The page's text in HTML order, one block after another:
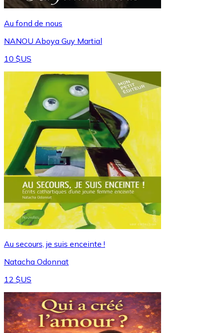
Au fond de nous
NANOU Aboya Guy Martial
10 $US
Au secours, je suis enceinte !
Natacha Odonnat
12 $US